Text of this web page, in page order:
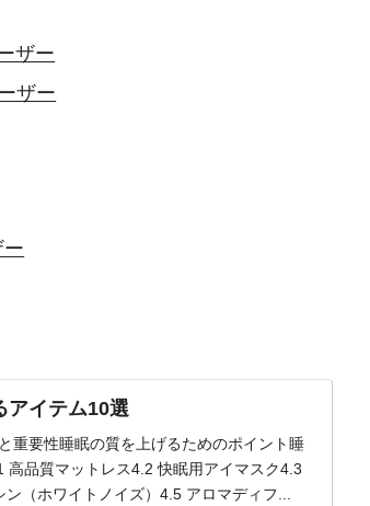
ザー
ザー
アイテム10選
重要性睡眠の質を上げるためのポイント睡
品質マットレス4.2 快眠用アイマスク4.3
（ホワイトノイズ）4.5 アロマディフ...